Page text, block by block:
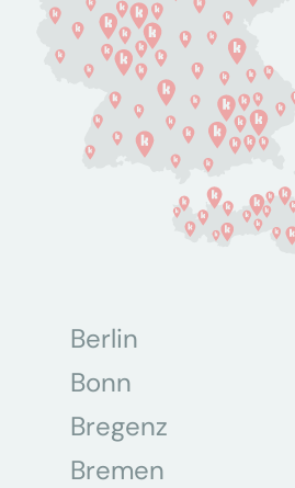
Berlin
Bonn
Bregenz
Bremen